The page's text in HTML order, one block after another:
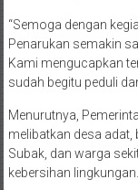
“Semoga dengan
Penarukan semakin
Kami mengucapkan
sudah begitu peduli
Menurutnya,
melibatkan desa adat,
Subak, dan warga
kebersihan lingkungan.